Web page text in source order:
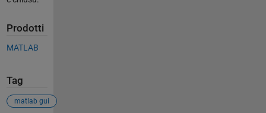
Prodotti
MATLAB
Tag
matlab gui